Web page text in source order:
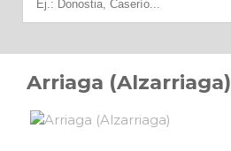
Arriaga (Alzarriaga)